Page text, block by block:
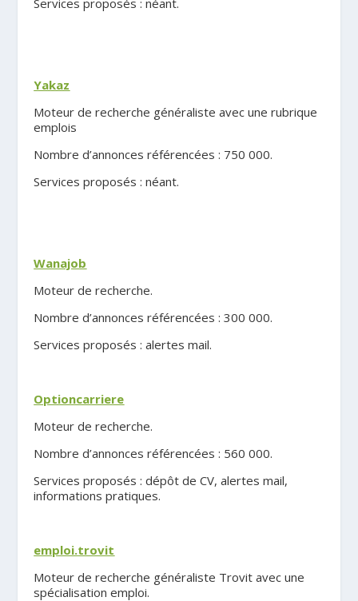
Yakaz
Moteur de recherche généraliste avec une rubrique
emplois
Nombre d’annonces référencées : 750 000.
Services proposés : néant.
Wanajob
Moteur de recherche.
Nombre d’annonces référencées : 300 000.
Services proposés : alertes mail.
Optioncarriere
Moteur de recherche.
Nombre d’annonces référencées : 560 000.
Services proposés : dépôt de CV, alertes mail,
informations pratiques.
emploi.trovit
Moteur de recherche généraliste Trovit avec une
spécialisation emploi.